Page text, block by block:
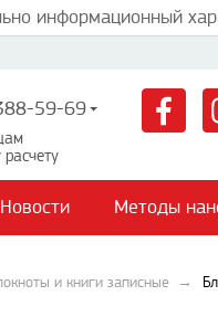
информационный
59-69
Новости Методы
и книги записные